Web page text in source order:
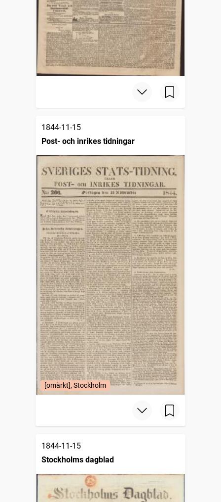
1844-11-15
Post- och inrikes tidningar
[omärkt], Stockholm
1844-11-15
Stockholms dagblad